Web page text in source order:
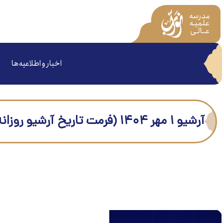
اخبار و اطلاعیه‌ها
آرشیو ۱ مهر ۱۴۰۴ (فرمت تاریخ آرشیو روزانه)